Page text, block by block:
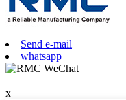
Send e-mail
whatsapp
x